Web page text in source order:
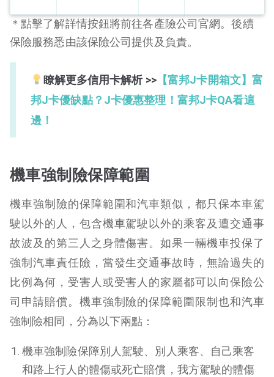
＊點擊了解詳情按鈕將前往各產險公司官網。後續
保險服務悉由該保險公司提供及負責。
瞭解更多信用卡解析 >>【富邦J卡開箱文】富
邦J卡優缺點？J卡優惠整理！富邦J卡QA看這
邊！
機車強制險保障範圍
機車強制險的保障範圍和汽車類似，都只保本車駕
駛以外的人，包含機車駕駛以外的乘客及遭交通事
故波及的第三人之身體傷害。如果一輛機車投保了
強制汽車責任險，當發生交通事故時，無論過失的
比例為何，受害人或受害人的家屬都可以向保險公
司申請賠償。機車強制險的保障範圍限制也和汽車
強制險相同，分為以下兩點：
機車強制險保障別人駕駛、別人乘客、自己乘客
和路上行人的體傷或死亡賠償，我方駕駛的體傷